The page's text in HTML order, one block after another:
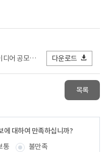
요강_최종.hwp
다운로드
목록
에 대하여 만족하십니까?
통
불만족